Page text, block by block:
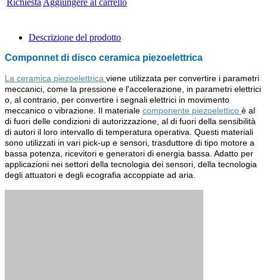
Richiesta Aggiungere al carrello
Descrizione del prodotto
Componnet di disco ceramica piezoelettrica
La ceramica piezoelettrica viene utilizzata per convertire i parametri
meccanici, come la pressione e l'accelerazione, in parametri elettrici
o, al contrario, per convertire i segnali elettrici in movimento
meccanico o vibrazione. Il materiale componente piezoelettico è al
di fuori delle condizioni di autorizzazione, al di fuori della sensibilità
di autori il loro intervallo di temperatura operativa. Questi materiali
sono utilizzati in vari pick-up e sensori, trasduttore di tipo motore a
bassa potenza, ricevitori e generatori di energia bassa. Adatto per
applicazioni nei settori della tecnologia dei sensori, della tecnologia
degli attuatori e degli ecografia accoppiate ad aria.